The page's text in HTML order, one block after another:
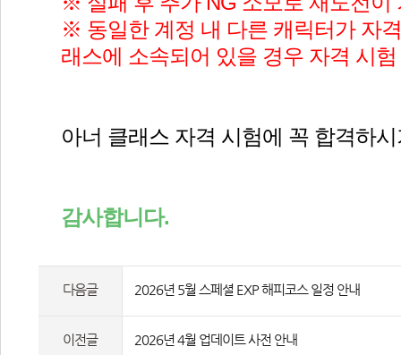
※ 동일한 계정 내 다른 캐릭터가 자
래스에 소속되어 있을 경우 자격 시
아너 클래스 자격 시험에 꼭 합격하
감사합니다.
다음글 2026년 5월 스페셜 EXP 해피코스 일정 안내
이전글 2026년 4월 업데이트 사전 안내